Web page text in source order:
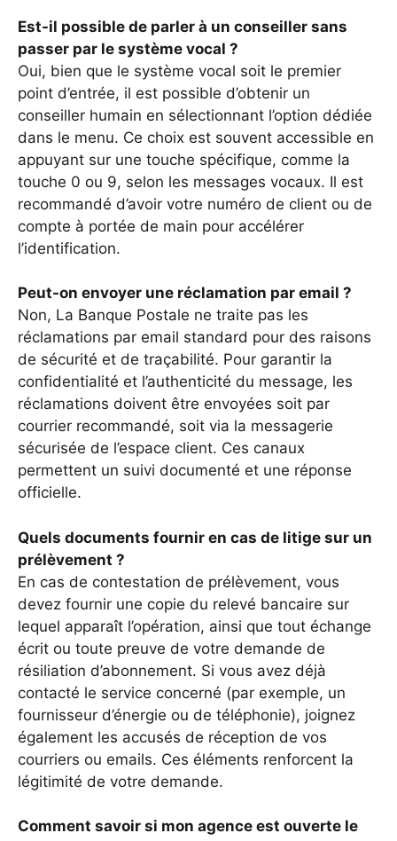
Est-il possible de parler à un conseiller sans
passer par le système vocal ?
Oui, bien que le système vocal soit le premier
point d’entrée, il est possible d’obtenir un
conseiller humain en sélectionnant l’option dédiée
dans le menu. Ce choix est souvent accessible en
appuyant sur une touche spécifique, comme la
touche 0 ou 9, selon les messages vocaux. Il est
recommandé d’avoir votre numéro de client ou de
compte à portée de main pour accélérer
l’identification.
Peut-on envoyer une réclamation par email ?
Non, La Banque Postale ne traite pas les
réclamations par email standard pour des raisons
de sécurité et de traçabilité. Pour garantir la
confidentialité et l’authenticité du message, les
réclamations doivent être envoyées soit par
courrier recommandé, soit via la messagerie
sécurisée de l’espace client. Ces canaux
permettent un suivi documenté et une réponse
officielle.
Quels documents fournir en cas de litige sur un
prélèvement ?
En cas de contestation de prélèvement, vous
devez fournir une copie du relevé bancaire sur
lequel apparaît l’opération, ainsi que tout échange
écrit ou toute preuve de votre demande de
résiliation d’abonnement. Si vous avez déjà
contacté le service concerné (par exemple, un
fournisseur d’énergie ou de téléphonie), joignez
également les accusés de réception de vos
courriers ou emails. Ces éléments renforcent la
légitimité de votre demande.
Comment savoir si mon agence est ouverte le